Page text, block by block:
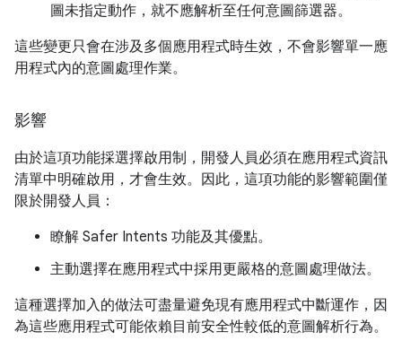
圖未指定動作，就不應解析至任何意圖篩選器。
這些變更只會在涉及多個應用程式時生效，不會影響單一應
用程式內的意圖處理作業。
影響
由於這項功能採選擇啟用制，開發人員必須在應用程式資訊
清單中明確啟用，才會生效。因此，這項功能的影響範圍僅
限於開發人員：
瞭解 Safer Intents 功能及其優點。
主動選擇在應用程式中採用更嚴格的意圖處理做法。
這種選擇加入的做法可盡量避免現有應用程式中斷運作，因
為這些應用程式可能依賴目前安全性較低的意圖解析行為。